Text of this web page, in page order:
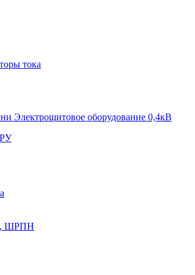
тока
Электрощитовое оборудование 0,4кВ
ШРПН